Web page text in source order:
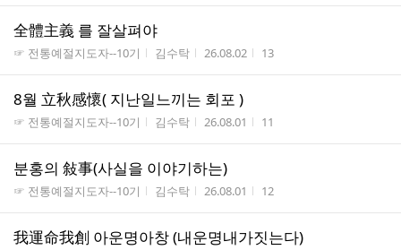
全體主義 를 잘살펴야
게시판명
☞ 전통예절지도자--10기 작성자
김수탁 작성시간
26.08.02 조회수
13
8월 立秋感懷( 지난일느끼는 회포 )
게시판명
☞ 전통예절지도자--10기 작성자
김수탁 작성시간
26.08.01 조회수
11
분홍의 敍事(사실을 이야기하는)
게시판명
☞ 전통예절지도자--10기 작성자
김수탁 작성시간
26.08.01 조회수
12
我運命我創 아운명아창 (내운명내가짓는다)